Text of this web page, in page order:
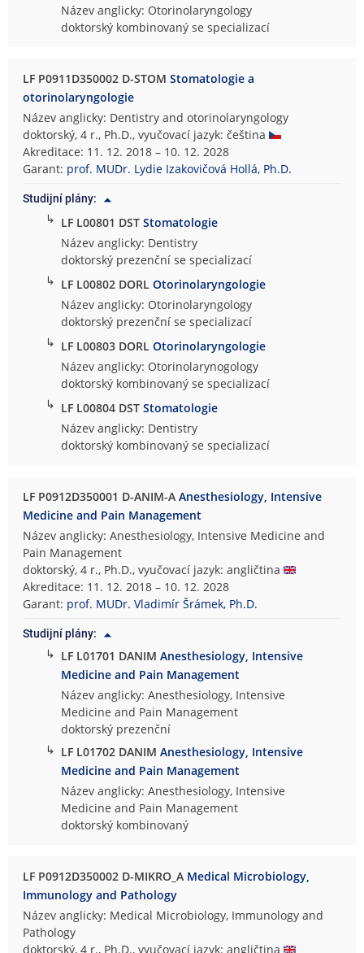
Název anglicky: Otorinolaryngology
doktorský kombinovaný se specializací
LF P0911D350002 D-STOMStomatologie a
otorinolaryngologie
Název anglicky: Dentistry and otorinolaryngology
doktorský, 4 r., Ph.D., vyučovací jazyk: čeština
Akreditace: 11. 12. 2018 – 10. 12. 2028
Garant: prof. MUDr. Lydie Izakovičová Hollá, Ph.D.
Studijní plány:
↳ LF L00801 DSTStomatologie
Název anglicky: Dentistry
doktorský prezenční se specializací
↳ LF L00802 DORLOtorinolaryngologie
Název anglicky: Otorinolaryngology
doktorský prezenční se specializací
↳ LF L00803 DORLOtorinolaryngologie
Název anglicky: Otorinolarynogology
doktorský kombinovaný se specializací
↳ LF L00804 DSTStomatologie
Název anglicky: Dentistry
doktorský kombinovaný se specializací
LF P0912D350001 D-ANIM-AAnesthesiology, Intensive
Medicine and Pain Management
Název anglicky: Anesthesiology, Intensive Medicine and
Pain Management
doktorský, 4 r., Ph.D., vyučovací jazyk: angličtina
Akreditace: 11. 12. 2018 – 10. 12. 2028
Garant: prof. MUDr. Vladimír Šrámek, Ph.D.
Studijní plány:
↳ LF L01701 DANIMAnesthesiology, Intensive
Medicine and Pain Management
Název anglicky: Anesthesiology, Intensive
Medicine and Pain Management
doktorský prezenční
↳ LF L01702 DANIMAnesthesiology, Intensive
Medicine and Pain Management
Název anglicky: Anesthesiology, Intensive
Medicine and Pain Management
doktorský kombinovaný
LF P0912D350002 D-MIKRO_A Medical Microbiology,
Immunology and Pathology
Název anglicky: Medical Microbiology, Immunology and
Pathology
doktorský, 4 r., Ph.D., vyučovací jazyk: angličtina